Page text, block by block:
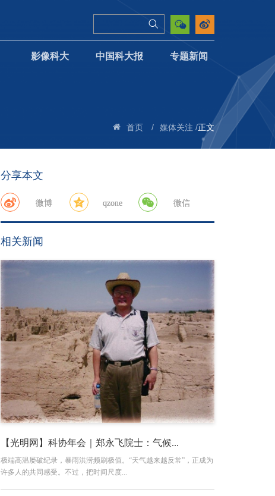
影像科大 中国科大报 专题新闻
首页 / 媒体关注 /正文
分享本文
微博 qzone 微信
相关新闻
【光明网】科协年会｜郑永飞院士：气候...
极端高温屡破纪录，暴雨洪涝频刷极值。“天气越来越反常”，正成为
许多人的共同感受。不过，把时间尺度...